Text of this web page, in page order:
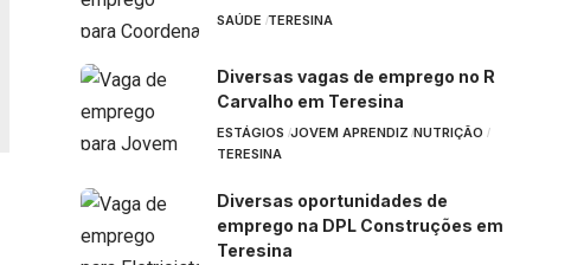
SAÚDE TERESINA
Diversas vagas de emprego no R
Carvalho em Teresina
ESTÁGIOS JOVEM APRENDIZ NUTRIÇÃO
TERESINA
Diversas oportunidades de
emprego na DPL Construções em
Teresina